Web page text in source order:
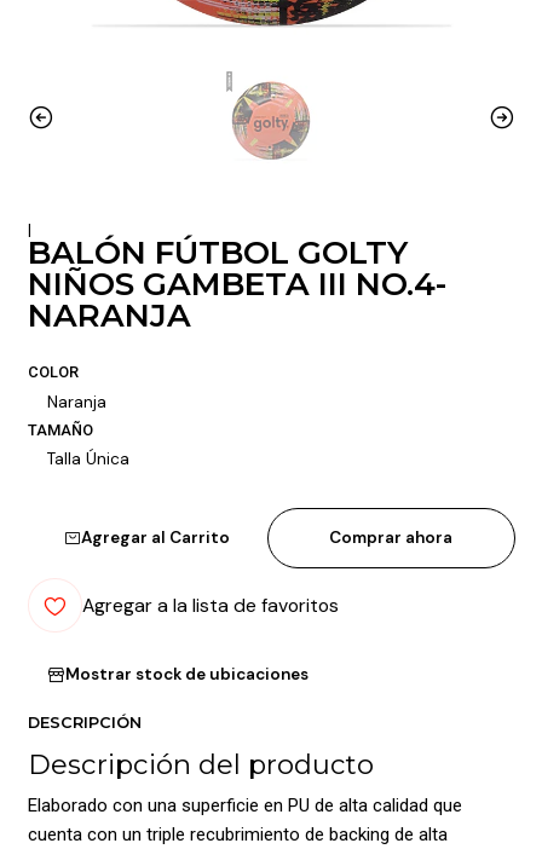
|
BALÓN FÚTBOL GOLTY
NIÑOS GAMBETA III NO.4-
NARANJA
COLOR
Naranja
TAMAÑO
Talla Única
Agregar al Carrito Comprar ahora
Agregar a la lista de favoritos
Mostrar stock de ubicaciones
DESCRIPCIÓN
Descripción del producto
Elaborado con una superficie en PU de alta calidad que
cuenta con un triple recubrimiento de backing de alta